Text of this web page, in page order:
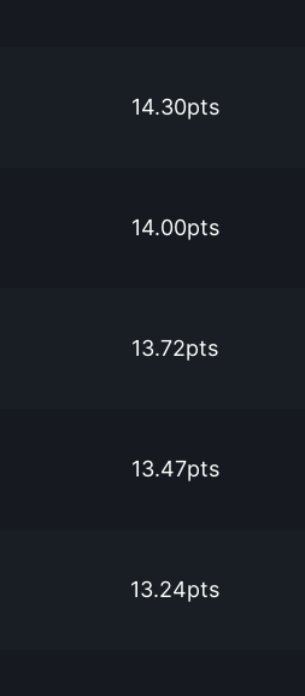
14.30pts
14.00pts
13.72pts
13.47pts
13.24pts